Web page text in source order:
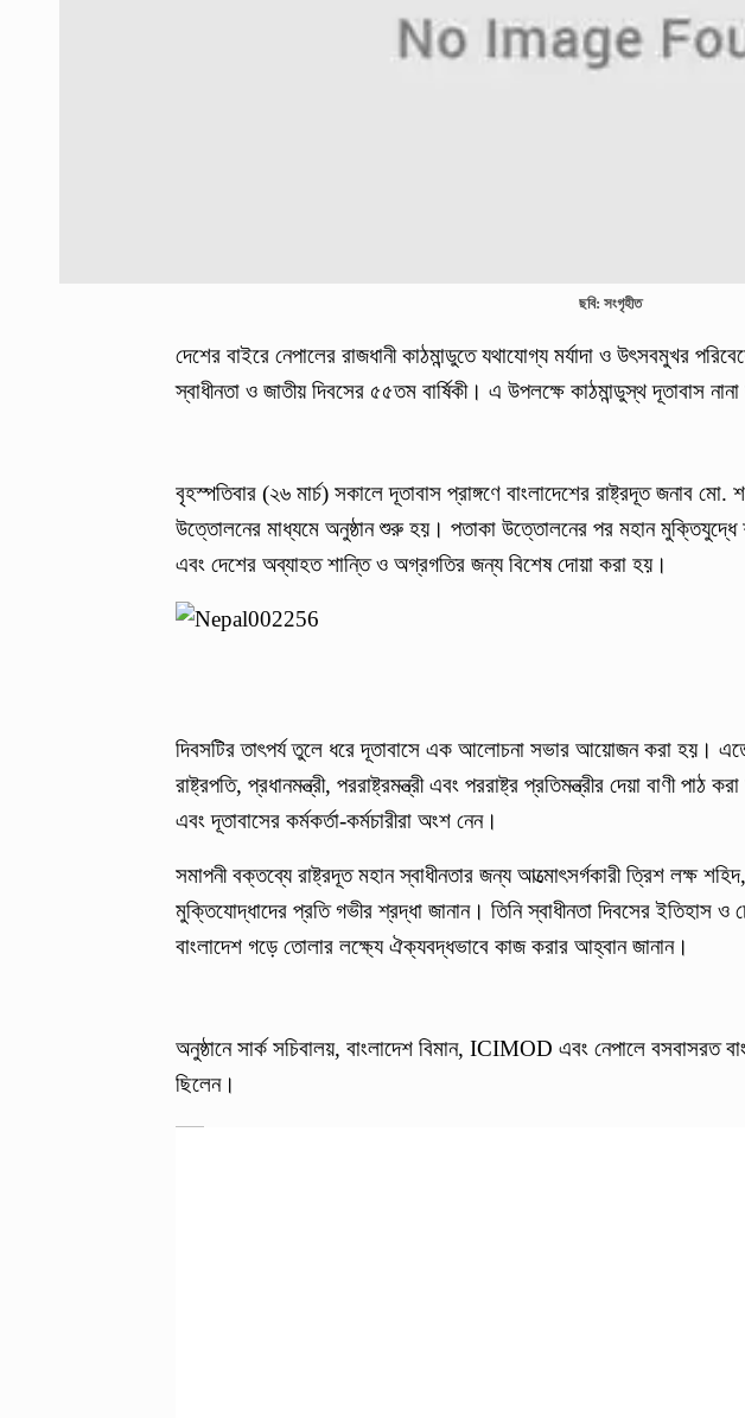
ছবি: সংগৃহীত
দেশের বাইরে নেপালের রাজধানী কাঠমান্ডুতে যথাযোগ্য মর্যাদা ও উৎসবমুখর
স্বাধীনতা ও জাতীয় দিবসের ৫৫তম বার্ষিকী। এ উপলক্ষে কাঠমান্ডুস্থ দূতাবাস
বৃহস্পতিবার (২৬ মার্চ) সকালে দূতাবাস প্রাঙ্গণে বাংলাদেশের রাষ্ট্রদূত জনাব
উত্তোলনের মাধ্যমে অনুষ্ঠান শুরু হয়। পতাকা উত্তোলনের পর মহান মুক্তিযুদ্ধে
এবং দেশের অব্যাহত শান্তি ও অগ্রগতির জন্য বিশেষ দোয়া করা হয়।
দিবসটির তাৎপর্য তুলে ধরে দূতাবাসে এক আলোচনা সভার আয়োজন করা হয়। এতে
রাষ্ট্রপতি, প্রধানমন্ত্রী, পররাষ্ট্রমন্ত্রী এবং পররাষ্ট্র প্রতিমন্ত্রীর দেয়া বাণী
এবং দূতাবাসের কর্মকর্তা-কর্মচারীরা অংশ নেন।
সমাপনী বক্তব্যে রাষ্ট্রদূত মহান স্বাধীনতার জন্য আত্মোৎসর্গকারী ত্রিশ লক্ষ
মুক্তিযোদ্ধাদের প্রতি গভীর শ্রদ্ধা জানান। তিনি স্বাধীনতা দিবসের ইতিহাস
বাংলাদেশ গড়ে তোলার লক্ষ্যে ঐক্যবদ্ধভাবে কাজ করার আহ্বান জানান।
অনুষ্ঠানে সার্ক সচিবালয়, বাংলাদেশ বিমান, ICIMOD এবং নেপালে বসবাসরত
ছিলেন।